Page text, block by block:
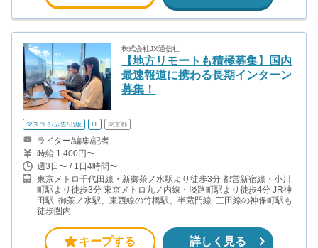
株式会社JX通信社
【地方リモートも積極募集】国内
最速報道に携わる長期インターン
募集！
マスコミ/広告/出版 IT 東京都
ライター/編集/記者
時給 1,400円〜
週3日〜 / 1日4時間〜
東京メトロ千代田線・新御茶ノ水駅より徒歩3分 都営新宿線・小川
町駅より徒歩3分 東京メトロ丸ノ内線・淡路町駅より徒歩4分 JR神
田駅･御茶ノ水駅、東西線の竹橋駅、半蔵門線･三田線の神保町駅も
徒歩圏内
キープする 詳しく見る